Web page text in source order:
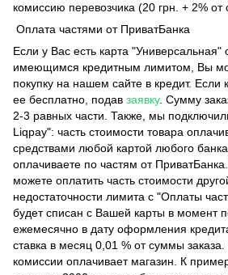
комиссию перевозчика (20 грн. + 2%
Оплата частями от ПриватБанка
Если у Вас есть карта "Универсальная"
имеющимся кредитным лимитом, Вы
покупку на нашем сайте в кредит. Если
ее бесплатно, подав заявку. Сумму
2-3 равных части. Также, мы
Liqpay": часть стоимости товара
средствами любой картой любого
оплачиваете по частям от
можете оплатить часть стоимости
недостаточности лимита с "Оплаты
будет списан с Вашей карты в момент
ежемесячно в дату оформления
ставка в месяц 0,01 % от суммы
комиссии оплачивает магазин. К